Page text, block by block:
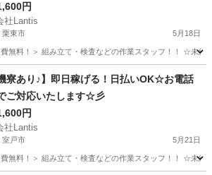
円
社Lantis
栗東市 5月18日
費無料！＞ 組み立て・検査などの作業スタッフ！！
時給
寮あり♪】即日稼げる！日払いOK☆お電話
ご対応いたします☆彡
円
社Lantis
室戸市 5月21日
費無料！＞ 組み立て・検査などの作業スタッフ！！